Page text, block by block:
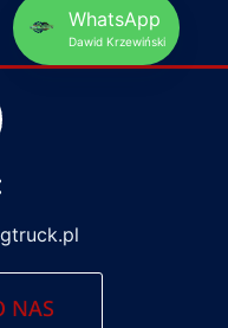
WhatsApp
Dawid Krzewiński
NAS